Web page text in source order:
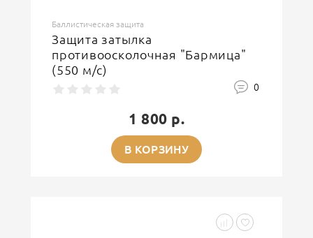
Баллистическая защита
Защита затылка
противоосколочная "Бармица"
(550 м/с)
0
1 800 р.
В КОРЗИНУ